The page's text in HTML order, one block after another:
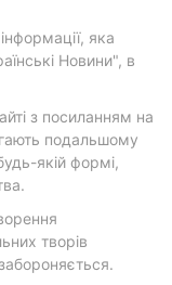
яка
Новини", в
з посиланням на
подальшому
якій формі,
творів